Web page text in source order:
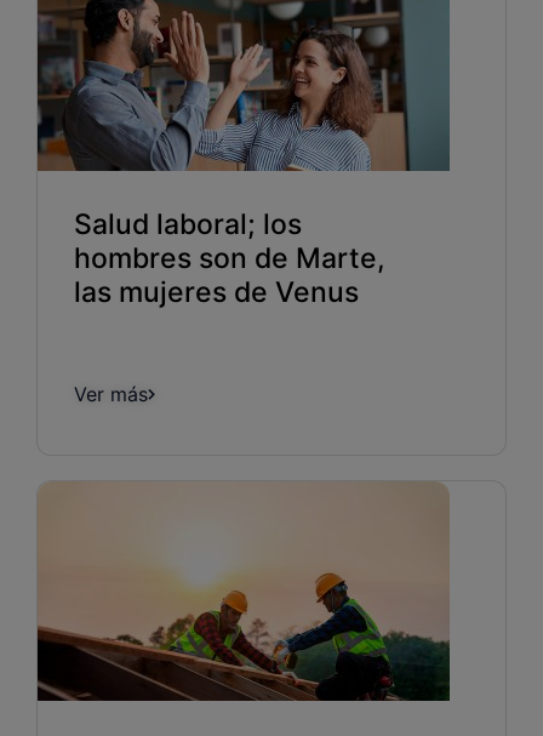
Salud laboral; los
hombres son de Marte,
las mujeres de Venus
Ver más